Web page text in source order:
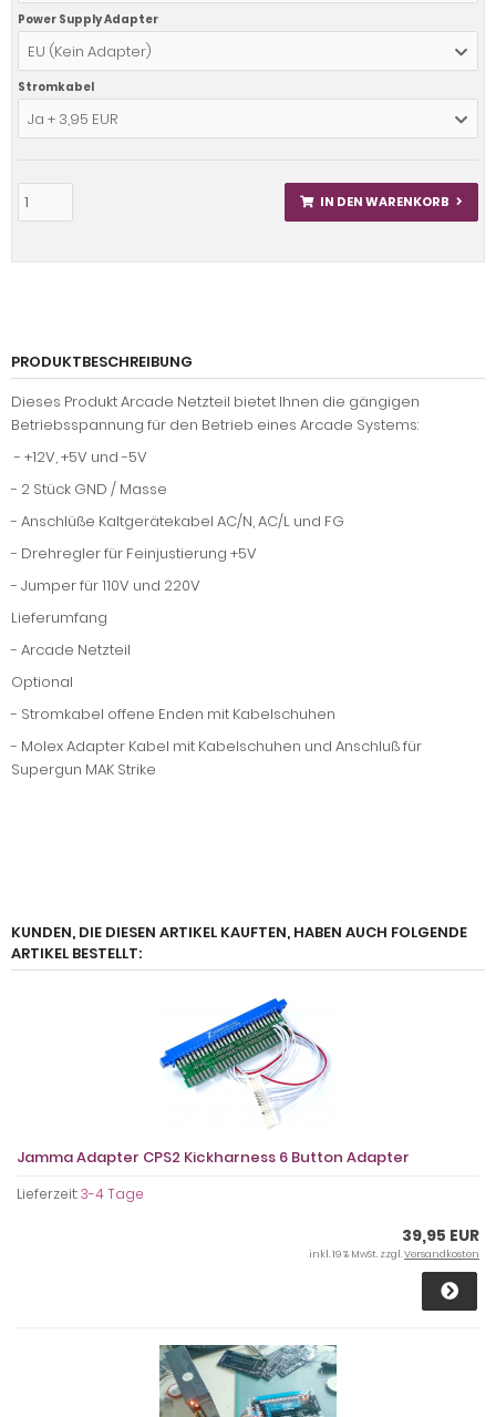
Power Supply Adapter
EU (Kein Adapter)
Stromkabel
Ja + 3,95 EUR
IN DEN WARENKORB
PRODUKTBESCHREIBUNG
Dieses Produkt Arcade Netzteil bietet Ihnen die gängigen
Betriebsspannung für den Betrieb eines Arcade Systems:
- +12V, +5V und -5V
- 2 Stück GND / Masse
- Anschlüße Kaltgerätekabel AC/N, AC/L und FG
- Drehregler für Feinjustierung +5V
- Jumper für 110V und 220V
Lieferumfang
- Arcade Netzteil
Optional
- Stromkabel offene Enden mit Kabelschuhen
- Molex Adapter Kabel mit Kabelschuhen und Anschluß für
Supergun MAK Strike
KUNDEN, DIE DIESEN ARTIKEL KAUFTEN, HABEN AUCH FOLGENDE
ARTIKEL BESTELLT:
Jamma Adapter CPS2 Kickharness 6 Button Adapter
Lieferzeit:3-4 Tage
39,95 EUR
inkl. 19 % MwSt. zzgl.Versandkosten